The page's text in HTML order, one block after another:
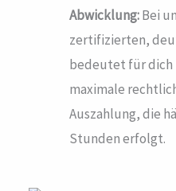
Abwicklung:Bei
zertifizierten,
bedeutet für dich
maximale
Auszahlung, die
Stunden erfolgt.